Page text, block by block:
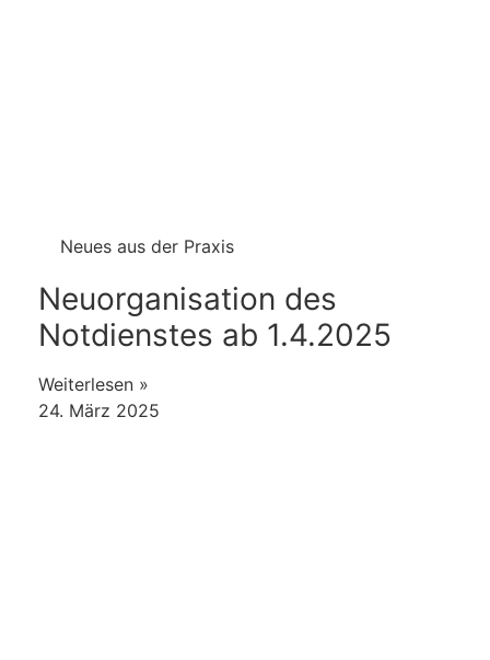
Neues aus der Praxis
Neuorganisation des
Notdienstes ab 1.4.2025
Weiterlesen »
24. März 2025